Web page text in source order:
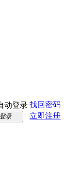
动登录 找回密码
登录
立即注册